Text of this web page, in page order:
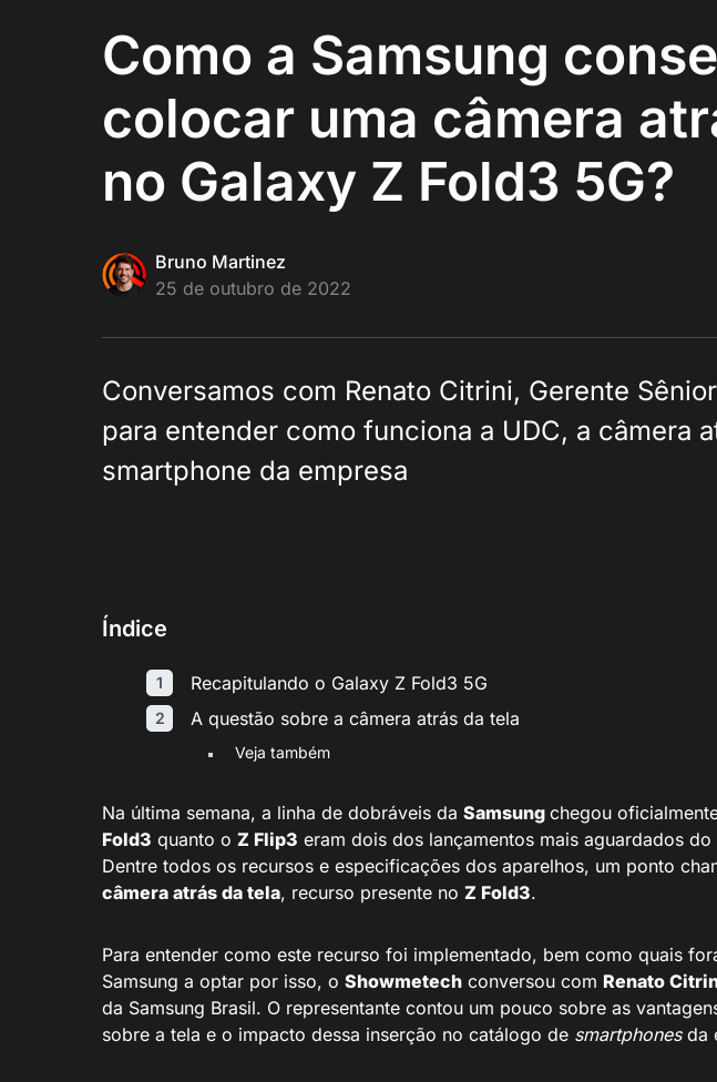
Como a Samsung
colocar uma câmera
no Galaxy Z Fold3 5G?
Bruno Martinez
25 de outubro de 2022
Conversamos com Renato Citrini, Gerente
para entender como funciona a UDC, a câmera
smartphone da empresa
Índice
Recapitulando o Galaxy Z Fold3 5G
A questão sobre a câmera atrás da tela
Veja também
Na última semana, a linha de dobráveis da Samsung chegou
Fold3 quanto o Z Flip3 eram dois dos lançamentos mais aguardados
Dentre todos os recursos e especificações dos aparelhos, um ponto
câmera atrás da tela, recurso presente no Z Fold3.
Para entender como este recurso foi implementado, bem como quais
Samsung a optar por isso, o Showmetech conversou com Renato
da Samsung Brasil. O representante contou um pouco sobre as
sobre a tela e o impacto dessa inserção no catálogo de smartphones da